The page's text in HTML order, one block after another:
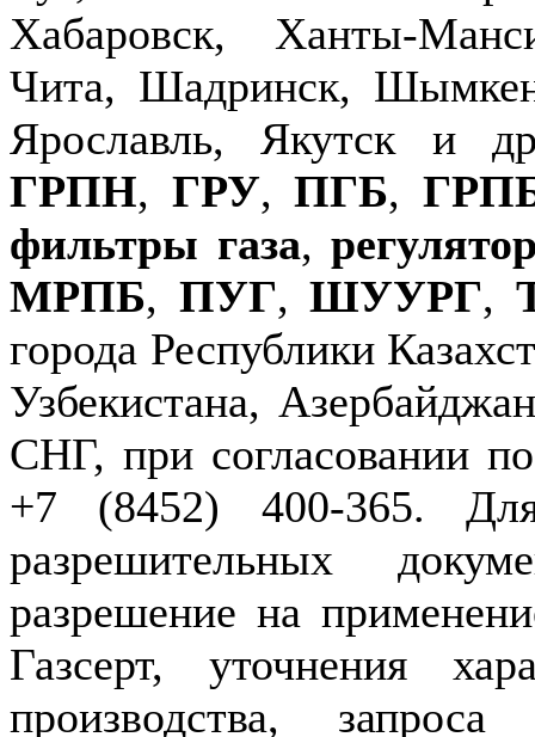
Хабаровск, Ханты-
Чита, Шадринск,
Ярославль, Якутск и
ГРПН, ГРУ,ПГБ,
фильтры газа,
МРПБ, ПУГ,ШУУРГ,
города Республики
Узбекистана,
СНГ, при согласовании
+7 (8452) 400-365.
разрешительных
разрешение на
Газсерт, уточнения
производства,